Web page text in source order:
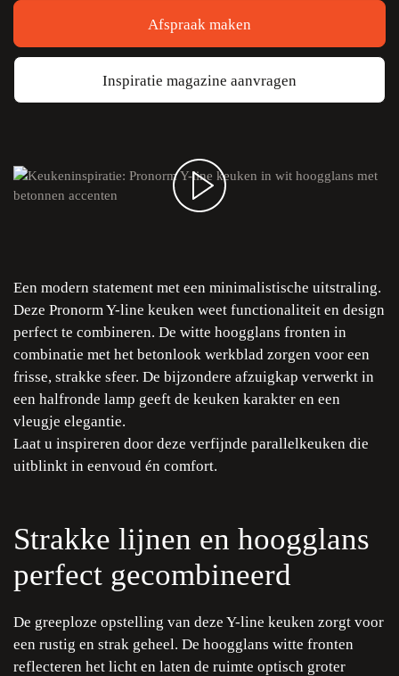
Afspraak maken
Inspiratie magazine aanvragen
Een modern statement met een minimalistische uitstraling.
Deze Pronorm Y-line keuken weet functionaliteit en design
perfect te combineren. De witte hoogglans fronten in
combinatie met het betonlook werkblad zorgen voor een
frisse, strakke sfeer. De bijzondere afzuigkap verwerkt in
een halfronde lamp geeft de keuken karakter en een
vleugje elegantie.
Laat u inspireren door deze verfijnde parallelkeuken die
uitblinkt in eenvoud én comfort.
Strakke lijnen en hoogglans
perfect gecombineerd
De greeploze opstelling van deze Y-line keuken zorgt voor
een rustig en strak geheel. De hoogglans witte fronten
reflecteren het licht en laten de ruimte optisch groter